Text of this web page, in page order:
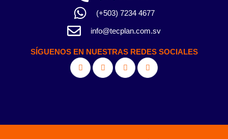
(+503) 7234 4677
info@tecplan.com.sv
SÍGUENOS EN NUESTRAS REDES SOCIALES